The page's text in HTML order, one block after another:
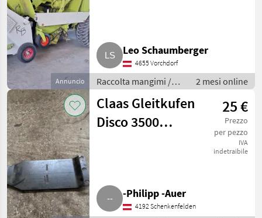
Annuncio
Leo Schaumberger
4655 Vorchdorf
Raccolta mangimi /
Altre macchine per
raccolta mangimi
2 mesi online
Claas Gleitkufen
Disco 3500
25 €
Prezzo
per pezzo
IVA
indetraibile
-Philipp -Auer
4192 Schenkenfelden